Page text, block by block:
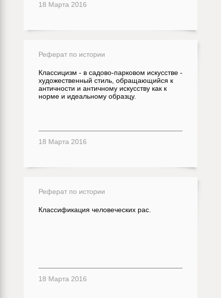
18 Марта 2016
Реферат по истории
Классицизм - в садово-парковом искусстве -
художественный стиль, обращающийся к
античности и античному искусству как к
норме и идеальному образцу.
18 Марта 2016
Реферат по истории
Классификация человеческих рас.
18 Марта 2016